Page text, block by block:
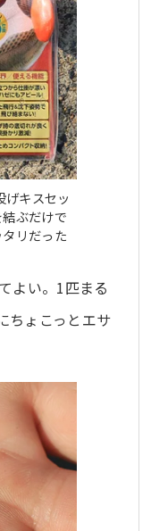
キスセッ
ぶだけで
リだった
よい。1匹まる
ちょこっとエサ